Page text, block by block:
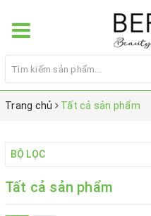
Trang chủ Tất cả sản phẩm
BỘ LỌC
Tất cả sản phẩm